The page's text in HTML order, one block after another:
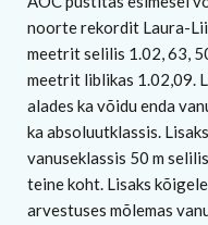
noorte rekordit Laura-
meetrit selilis 1.02, 63,
meetrit liblikas 1.02,09.
alades ka võidu enda
ka absoluutklassis.
vanuseklassis 50 m
teine koht. Lisaks
arvestuses mõlemas